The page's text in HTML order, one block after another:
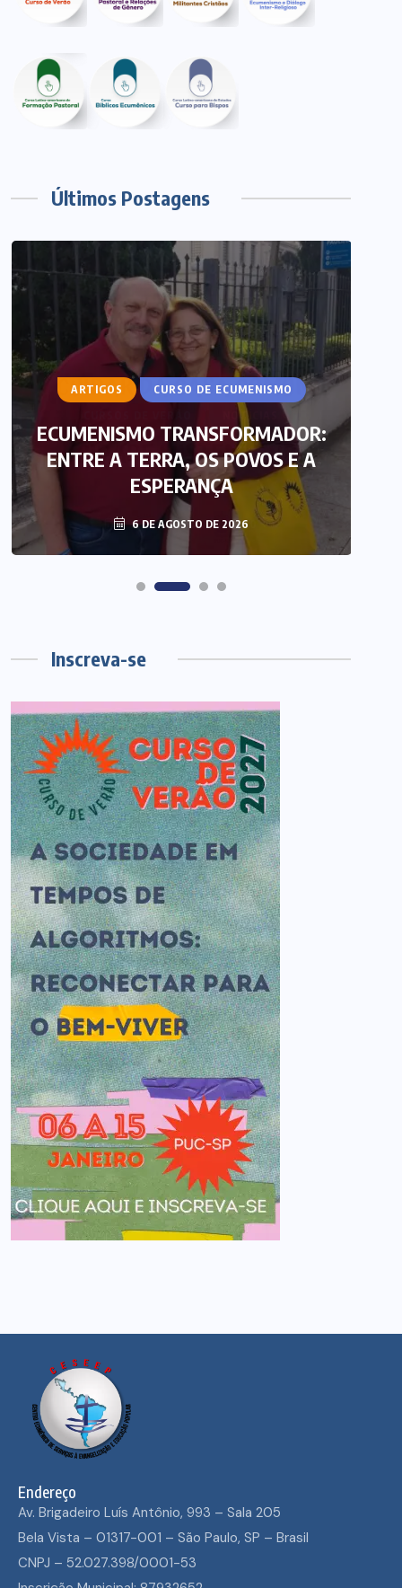
Últimos Postagens
ARTIGOS CURSO DE ECUMENISMO
ECUMENISMO TRANSFORMADOR:
ENTRE A TERRA, OS POVOS E A
ESPERANÇA
6 DE AGOSTO DE 2026
Inscreva-se
Endereço
Av. Brigadeiro Luís Antônio, 993 – Sala 205
Bela Vista – 01317-001 – São Paulo, SP – Brasil
CNPJ – 52.027.398/0001-53